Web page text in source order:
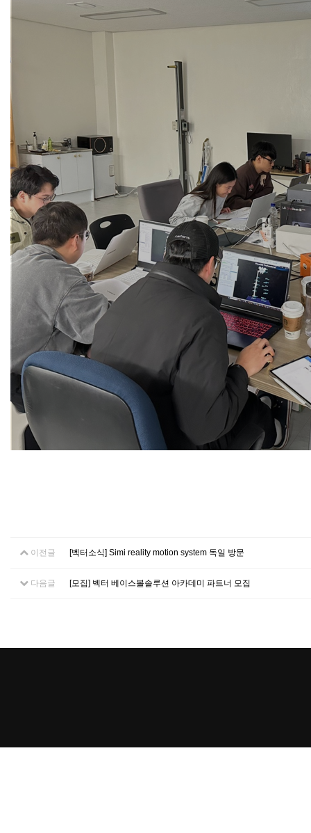
이전글 [벡터소식] Simi reality motion system 독일 방문
다음글 [모집] 벡터 베이스볼솔루션 아카데미 파트너 모집